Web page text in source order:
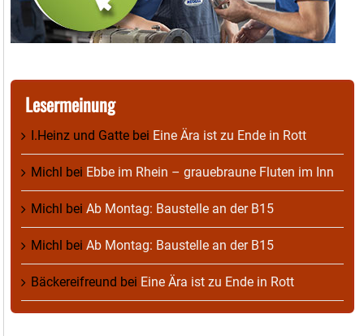
Lesermeinung
I.Heinz und Gatte bei Eine Ära ist zu Ende in Rott
Michl bei Ebbe im Rhein – grauebraune Fluten im Inn
Michl bei Ab Montag: Baustelle an der B15
Michl bei Ab Montag: Baustelle an der B15
Bäckereifreund bei Eine Ära ist zu Ende in Rott